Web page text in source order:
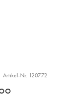
Artikel-Nr. 120772